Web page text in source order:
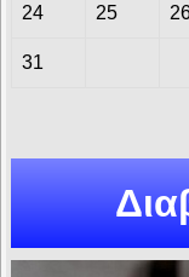
24 25
31